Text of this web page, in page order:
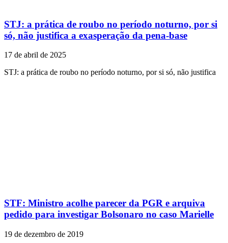
STJ: a prática de roubo no período noturno, por si
só, não justifica a exasperação da pena-base
17 de abril de 2025
STJ: a prática de roubo no período noturno, por si só, não justifica
STF: Ministro acolhe parecer da PGR e arquiva
pedido para investigar Bolsonaro no caso Marielle
19 de dezembro de 2019